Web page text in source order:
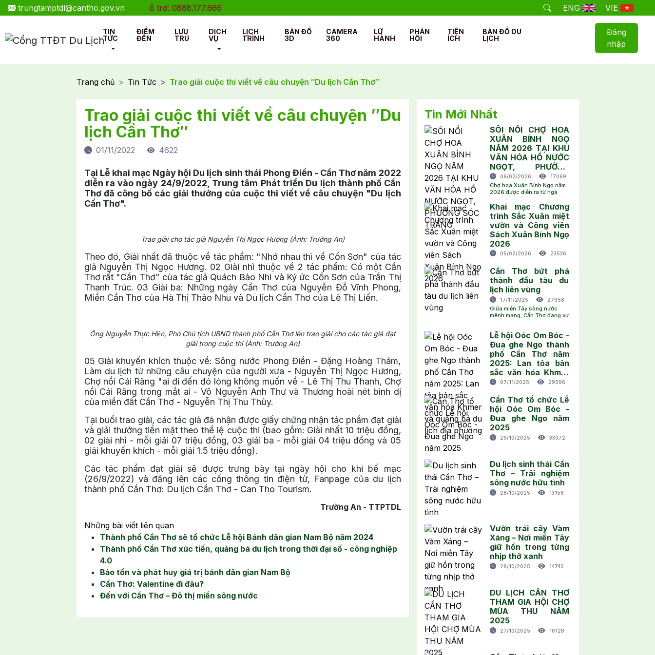
trungtamptdl@cantho.gov.vn ENG VIE
Hotline hỗ trợ: 0888.177.666
TIN
TỨC
ĐIỂM
ĐẾN
LƯU
TRÚ
DỊCH
VỤ
LỊCH
TRÌNH
BẢN ĐỒ
3D
CAMERA
360
LỮ
HÀNH
PHẢN
HỒI
TIỆN
ÍCH
BẢN ĐỒ DU
LỊCH
Đăng
nhập
Trang chủ Tin Tức Trao giải cuộc thi viết về câu chuyện ″Du lịch Cần Thơ″
Trao giải cuộc thi viết về câu chuyện ″Du
lịch Cần Thơ″
01/11/2022 4622
Tại Lễ khai mạc Ngày hội Du lịch sinh thái Phong Điền - Cần Thơ năm 2022
diễn ra vào ngày 24/9/2022, Trung tâm Phát triển Du lịch thành phố Cần
Thơ đã công bố các giải thưởng của cuộc thi viết về câu chuyện "Du lịch
Cần Thơ".
Trao giải cho tác giả Nguyễn Thị Ngọc Hương (Ảnh: Trường An)
Theo đó, Giải nhất đã thuộc về tác phẩm: "Nhớ nhau thì về Cồn Sơn" của tác
giả Nguyễn Thị Ngọc Hương. 02 Giải nhì thuộc về 2 tác phẩm: Có một Cần
Thơ rất "Cần Thơ" của tác giả Quách Bảo Nhi và Ký ức Cồn Sơn của Trần Thị
Thanh Trúc. 03 Giải ba: Những ngày Cần Thơ của Nguyễn Đỗ Vĩnh Phong,
Miền Cần Thơ của Hà Thị Thảo Nhu và Du lịch Cần Thơ của Lê Thị Liến.
Ông Nguyễn Thực Hiện, Phó Chủ tịch UBND thành phố Cần Thơ lên trao giải cho các tác giả đạt
giải trong cuộc thi (Ảnh: Trường An)
05 Giải khuyến khích thuộc về: Sông nước Phong Điền - Đặng Hoàng Thám,
Làm du lịch từ những câu chuyện của người xưa - Nguyễn Thị Ngọc Hương,
Chợ nổi Cái Răng "ai đi đến đó lòng không muốn về - Lê Thị Thu Thanh, Chợ
nổi Cái Răng trong mắt ai - Võ Nguyễn Anh Thư và Thương hoài nét bình dị
của miền đất Cần Thơ - Nguyễn Thị Thu Thủy.
Tại buổi trao giải, các tác giả đã nhận được giấy chứng nhận tác phẩm đạt giải
và giải thưởng tiền mặt theo thể lệ cuộc thi (bao gồm: Giải nhất 10 triệu đồng,
02 giải nhì - mỗi giải 07 triệu đồng, 03 giải ba - mỗi giải 04 triệu đồng và 05
giải khuyến khích - mỗi giải 1.5 triệu đồng).
Các tác phẩm đạt giải sẽ được trưng bày tại ngày hội cho khi bế mạc
(26/9/2022) và đăng lên các cổng thông tin điện tử, Fanpage của du lịch
thành phố Cần Thơ: Du lịch Cần Thơ - Can Tho Tourism.
Trường An - TTPTDL
Những bài viết liên quan
Thành phố Cần Thơ sẽ tổ chức Lễ hội Bánh dân gian Nam Bộ năm 2024
Thành phố Cần Thơ xúc tiến, quảng bá du lịch trong thời đại số - công nghiệp
4.0
Bảo tồn và phát huy giá trị bánh dân gian Nam Bộ
Cần Thơ: Valentine đi đâu?
Đến với Cần Thơ – Đô thị miền sông nước
Tin Mới Nhất
SÔI NỔI CHỢ HOA
XUÂN BÍNH NGỌ
NĂM 2026 TẠI KHU
VĂN HÓA HỒ NƯỚC
NGỌT, PHƯỜNG
SÓC TRĂNG
09/02/2026 17069
Chợ hoa Xuân Bính Ngọ năm
2026 được diễn ra từ ngà
Khai mạc Chương
trình Sắc Xuân miệt
vườn và Công viên
Sách Xuân Bính Ngọ
2026
05/02/2026 23536
Cần Thơ bứt phá
thành đầu tàu du
lịch liên vùng
17/11/2025 27958
Giữa miền Tây sông nước
mênh mang, Cần Thơ đang vư
Lễ hội Oóc Om Bóc -
Đua ghe Ngo thành
phố Cần Thơ năm
2025: Lan tỏa bản
sắc văn hóa Khmer
và quảng bá du lịch
07/11/2025 29596
Cần Thơ tổ chức Lễ
hội Oóc Om Bóc -
Đua ghe Ngo năm
2025
29/10/2025 33072
Du lịch sinh thái Cần
Thơ – Trải nghiệm
sông nước hữu tình
28/10/2025 13156
Vườn trái cây Vàm
Xáng – Nơi miền Tây
giữ hồn trong từng
nhịp thở xanh
28/10/2025 14740
DU LỊCH CẦN THƠ
THAM GIA HỘI CHỢ
MÙA THU NĂM
2025
27/10/2025 10128